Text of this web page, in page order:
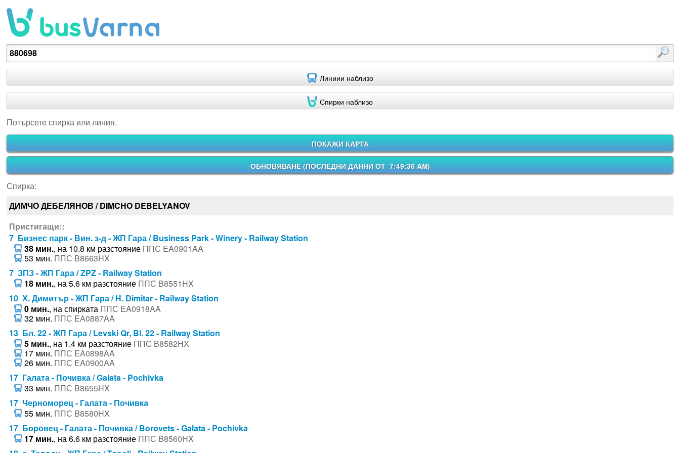
Потърсете спирка или линия.
Линиии наблизо
Спирки наблизо
Потърсете спирка или линия.
ПОКАЖИ КАРТА
ОБНОВЯВАНЕ (ПОСЛЕДНИ ДАННИ ОТ 7:49:36 AM)
Спирка:
ДИМЧО ДЕБЕЛЯНОВ / DIMCHO DEBELYANOV
Пристигащи::
7 Бизнес парк - Вин. з-д - ЖП Гара / Business Park - Winery - Railway Station
38 мин., на 10.8 км разстояние ППС EA0901AA
53 мин. ППС B8663HX
7 ЗПЗ - ЖП Гара / ZPZ - Railway Station
18 мин., на 5.6 км разстояние ППС B8551HX
10 Х. Димитър - ЖП Гара / H. Dimitar - Railway Station
0 мин., на спирката ППС EA0918AA
32 мин. ППС EA0887AA
13 Бл. 22 - ЖП Гара / Levski Qr, Bl. 22 - Railway Station
5 мин., на 1.4 км разстояние ППС B8582HX
17 мин. ППС EA0898AA
26 мин. ППС EA0900AA
17 Галата - Почивка / Galata - Pochivka
33 мин. ППС B8655HX
17 Черноморец - Галата - Почивка
55 мин. ППС B8580HX
17 Боровец - Галата - Почивка / Borovets - Galata - Pochivka
17 мин., на 6.6 км разстояние ППС B8560HX